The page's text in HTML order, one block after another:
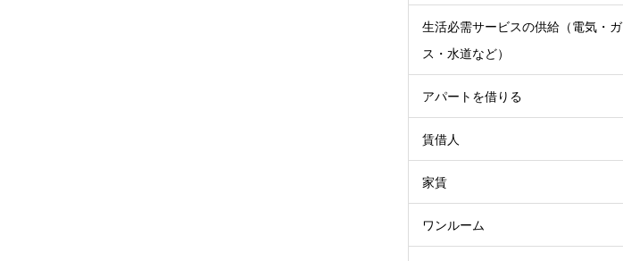
生活必需サービスの供給（電気・ガ
ス・水道など）
アパートを借りる
賃借人
家賃
ワンルーム